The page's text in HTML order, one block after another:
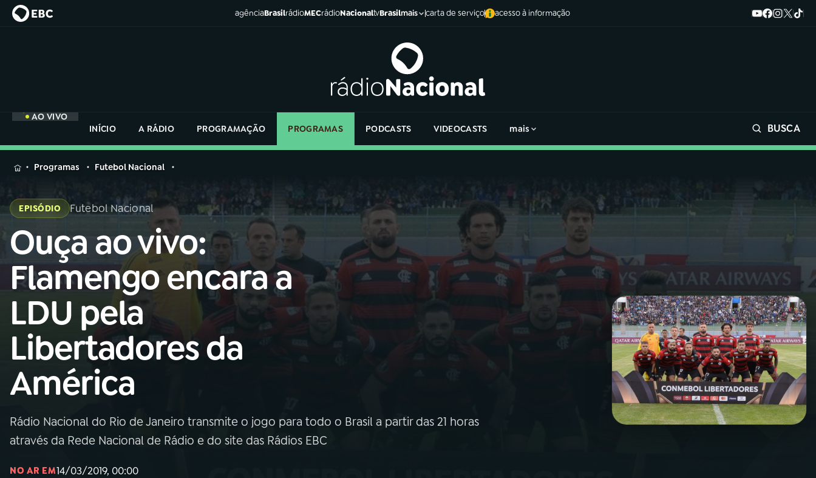
agênciaBrasilrádioMECrádioNacionaltvBrasilmais carta de serviço acesso à informação
AO VIVO
INÍCIO
A RÁDIO PROGRAMAÇÃO PROGRAMAS PODCASTS VIDEOCASTS mais BUSCA
MENU
Buscar
na
Rádio
Nacional
Buscar
AO VIVO
01INÍCIO
02A RÁDIO
03 PROGRAMAÇÃO
04PROGRAMAS
05 PODCASTS
na
Rádio
Programas Futebol Nacional
EPISÓDIO Futebol Nacional
Ouça ao vivo:
Flamengo encara a
LDU pela
Libertadores da
América
Rádio Nacional do Rio de Janeiro transmite o jogo para todo o Brasil a partir das 21 horas
através da Rede Nacional de Rádio e do site das Rádios EBC
NO AR EM14/03/2019, 00:00